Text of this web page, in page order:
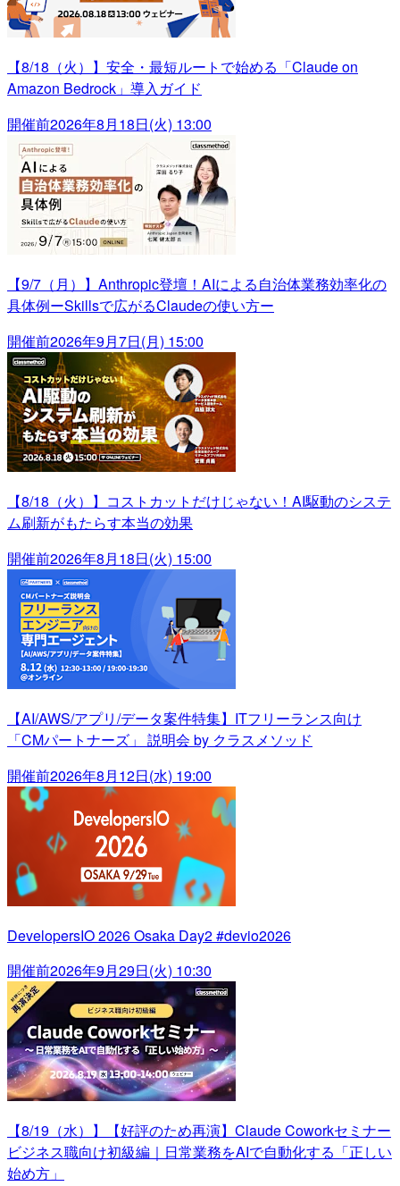
【8/18（火）】安全・最短ルートで始める「Claude on
Amazon Bedrock」導入ガイド
開催前2026年8月18日(火) 13:00
【9/7（月）】Anthropic登壇！AIによる自治体業務効率化の
具体例ーSkillsで広がるClaudeの使い方ー
開催前2026年9月7日(月) 15:00
【8/18（火）】コストカットだけじゃない！AI駆動のシステ
ム刷新がもたらす本当の効果
開催前2026年8月18日(火) 15:00
【AI/AWS/アプリ/データ案件特集】ITフリーランス向け
「CMパートナーズ」 説明会 by クラスメソッド
開催前2026年8月12日(水) 19:00
DevelopersIO 2026 Osaka Day2 #devio2026
開催前2026年9月29日(火) 10:30
【8/19（水）】【好評のため再演】Claude Coworkセミナー
ビジネス職向け初級編｜日常業務をAIで自動化する「正しい
始め方」